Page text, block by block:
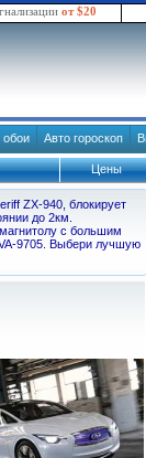
от $20
обои Авто гороскоп
Цены
ZX-940, блокирует
до 2км.
с большим
9705. Выбери лучшую